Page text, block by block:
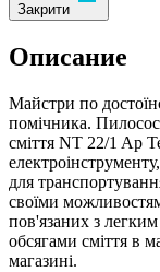
Закрити
Описание
Майстри по
помічника. Пилосос
сміття NT 22/1 Ap
для
своїми
пов'язаних з
обсягами сміття в
магазині.